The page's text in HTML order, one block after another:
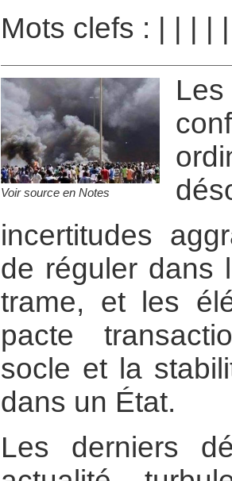
Mots clefs :
Voir source en Notes
incertitudes
de réguler dans
trame, et les
pacte
socle et la
dans un État.
Les derniers